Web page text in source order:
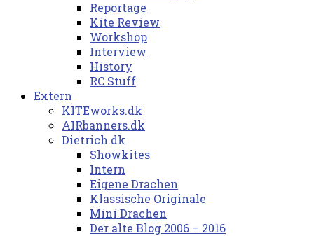
Reportage
Kite Review
Workshop
Interview
History
RC Stuff
Extern
KITEworks.dk
AIRbanners.dk
Dietrich.dk
Showkites
Intern
Eigene Drachen
Klassische Originale
Mini Drachen
Der alte Blog 2006 – 2016